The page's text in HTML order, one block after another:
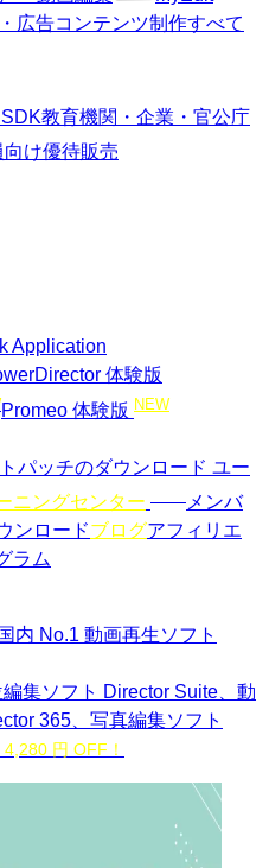
広告コンテンツ制作すべて
SDK教育機関・企業・官公庁
け優待販売
Application
体験版
Promeo 体験版 NEW
パッチのダウンロード ユー
ニングセンター
メンバ
ンロードブログアフィリエ
ラム
内 No.1 動画再生ソフト
集ソフト Director Suite、動
365、写真編集ソフト
4,280 円 OFF！